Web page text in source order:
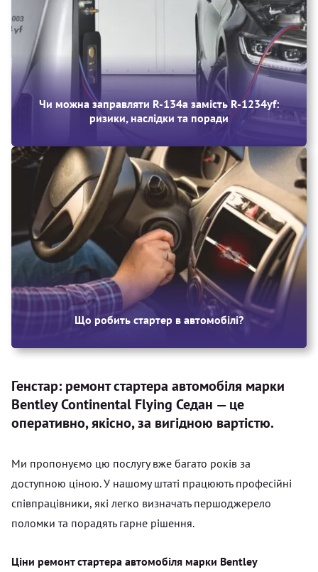
Чи можна заправляти R‑134a замість R‑1234yf:
ризики, наслідки та поради
Що робить стартер в автомобілі?
Генстар: ремонт стартера автомобіля марки
Bentley Continental Flying Седан — це
оперативно, якісно, за вигідною вартістю.
Ми пропонуємо цю послугу вже багато років за
доступною ціною. У нашому штаті працюють професійні
співпрацівники, які легко визначать першоджерело
поломки та порадять гарне рішення.
Ціни ремонт стартера автомобіля марки Bentley